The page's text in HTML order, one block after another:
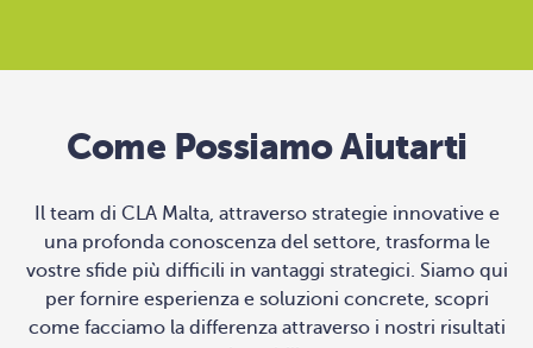
Come Possiamo Aiutarti
Il team di CLA Malta, attraverso strategie innovative e
una profonda conoscenza del settore, trasforma le
vostre sfide più difficili in vantaggi strategici. Siamo qui
per fornire esperienza e soluzioni concrete, scopri
come facciamo la differenza attraverso i nostri risultati